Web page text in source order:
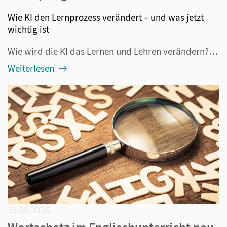
Wie KI den Lernprozess verändert – und was jetzt
wichtig ist
Wie wird die KI das Lernen und Lehren verändern? Diese Frage beschäftigt alle im Bildungsbereich Tätigen seit mehr als drei Jahren, nämlich seitdem ChatGPT veröffentlicht wurde. Längst ist klar: Die generative KI ist nicht mehr aus dem Alltag – also auch nicht aus der Schule – wegzudenken. Darüber h...
Weiterlesen